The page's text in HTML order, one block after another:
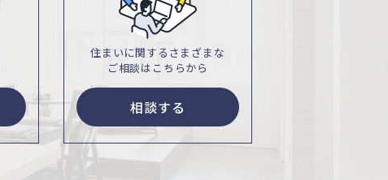
住まいに関するさまざまな
ご相談はこちらから
相談する